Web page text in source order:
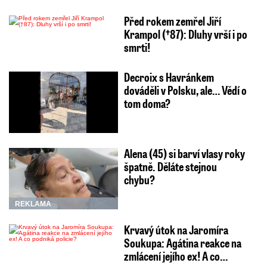
Před rokem zemřel Jiří
Krampol (†87): Dluhy vrší i po
smrti!
Decroix s Havránkem
dováděli v Polsku, ale… Vědí o
tom doma?
REKLAMA
Alena (45) si barví vlasy roky
špatně. Děláte stejnou
chybu?
Krvavý útok na Jaromíra
Soukupa: Agátina reakce na
zmlácení jejího ex! A co…